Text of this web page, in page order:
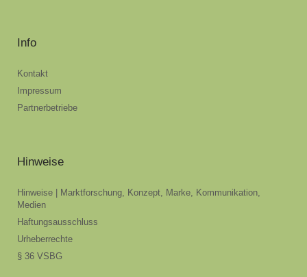
Info
Kontakt
Impressum
Partnerbetriebe
Hinweise
Hinweise | Marktforschung, Konzept, Marke, Kommunikation,
Medien
Haftungsausschluss
Urheberrechte
§ 36 VSBG